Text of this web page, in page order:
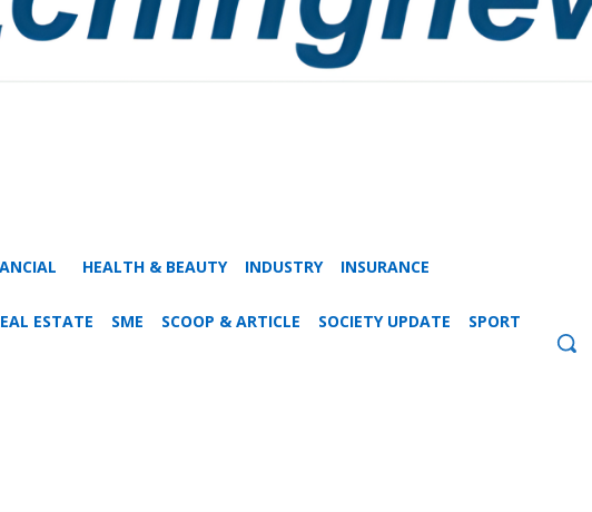
HEALTH & BEAUTY INDUSTRY INSURANCE
ESTATE SME SCOOP & ARTICLE SOCIETY UPDATE SPORT